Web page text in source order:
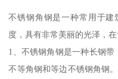
不锈钢角钢是一种常用于
度，具有非常美丽的光泽，
1、不锈钢角钢是一种长钢
不等角钢和等边不锈钢角钢